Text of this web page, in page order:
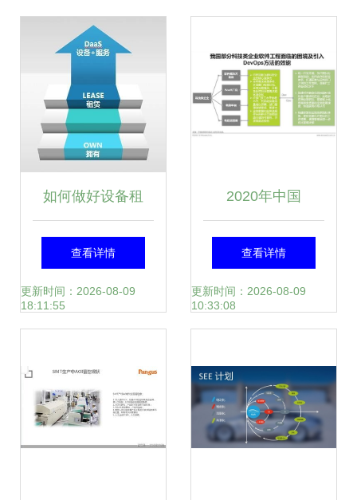
如何做好设备租
赁？联想百应作出
示范的租赁服务之
查看详情
更新时间：2026-08-09
18:11:55
2020年中国
DevOps应用发展
研究报告 软件开发
查看详情
更新时间：2026-08-09
10:33:08